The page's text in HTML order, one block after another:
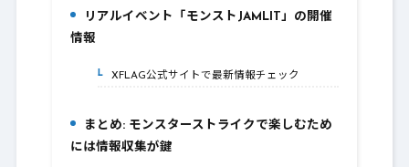
リアルイベント「モンストJAMLIT」の開催
情報
5-1.XFLAG公式サイトで最新情報チェック
まとめ: モンスターストライクで楽しむため
には情報収集が鍵